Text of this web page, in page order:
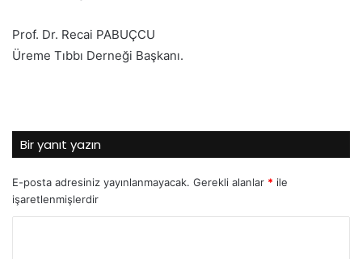
Prof. Dr. Recai PABUÇCU
Üreme Tıbbı Derneği Başkanı.
Bir yanıt yazın
E-posta adresiniz yayınlanmayacak. Gerekli alanlar * ile
işaretlenmişlerdir